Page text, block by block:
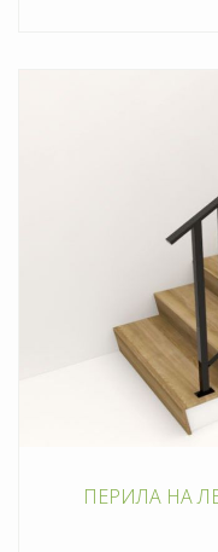
ПЕРИЛА НА